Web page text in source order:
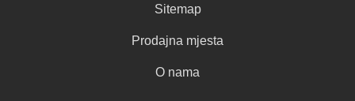
Sitemap
Prodajna mjesta
O nama